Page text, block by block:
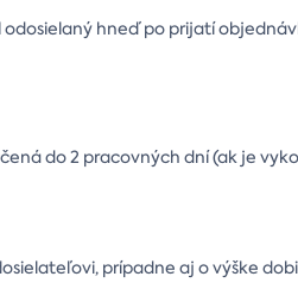
odosielaný hneď po prijatí
do 2 pracovných dní (ak je
prípadne aj o výške